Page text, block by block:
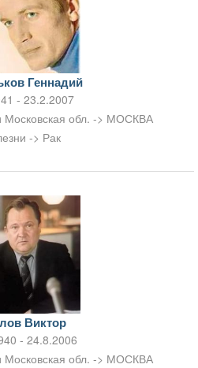
Геннадий
- 23.2.2007
обл. -> МОСКВА
-> Рак
Виктор
- 24.8.2006
обл. -> МОСКВА